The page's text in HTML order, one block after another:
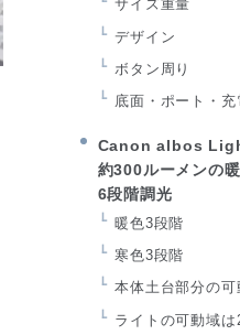
サイズ重量
デザイン
ボタン周り
底面・ポート・充
Canon albos
約300ルーメンの
6段階調光
暖色3段階
寒色3段階
本体土台部分の可
ライトの可動域は